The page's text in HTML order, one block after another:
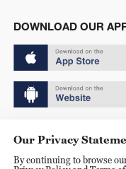
DOWNLOAD OUR
京ICP备20000184号
Our Privacy
By continuing to browse